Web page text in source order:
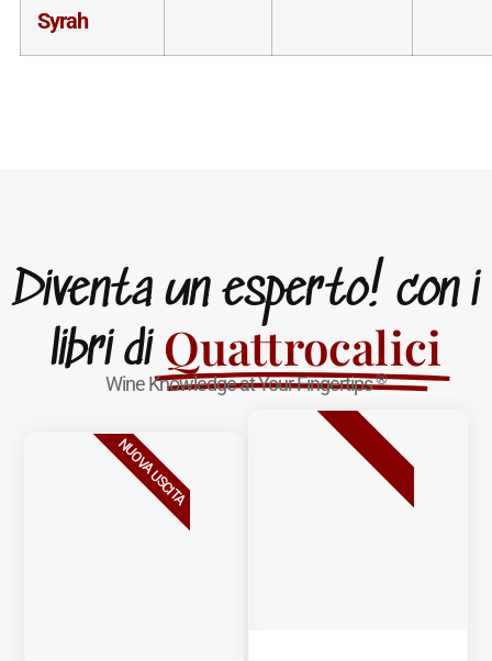
Syrah
Diventa un esperto! con i
libri di Quattrocalici
Wine Knowledge at Your Fingertips®
NUOVA USCITA BESTSELLER